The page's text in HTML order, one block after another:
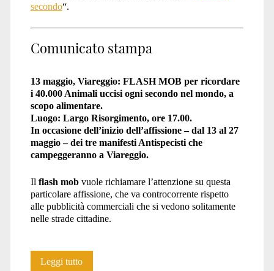
secondo“.
Comunicato stampa
13 maggio, Viareggio: FLASH MOB per ricordare
i 40.000 Animali uccisi ogni secondo nel mondo, a
scopo alimentare.
Luogo: Largo Risorgimento, ore 17.00.
In occasione dell’inizio dell’affissione – dal 13 al 27
maggio – dei tre manifesti Antispecisti che
campeggeranno a Viareggio.
Il flash mobvuole richiamare l’attenzione su questa
particolare affissione, che va controcorrente rispetto
alle pubblicità commerciali che si vedono solitamente
nelle strade cittadine.
Leggi tuttoComunicato